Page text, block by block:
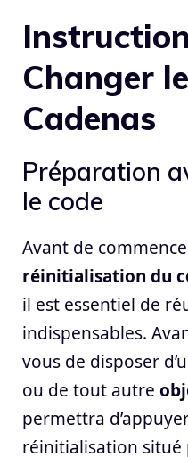
Changer
Cadenas
Préparation
le code
Avant de
réinitialisation du
il est essentiel de
indispensables.
vous de disposer
ou de tout autre
permettra
réinitialisation situé